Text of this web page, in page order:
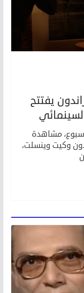
يفتتح
مشاهدة
وكيت وينسلت،